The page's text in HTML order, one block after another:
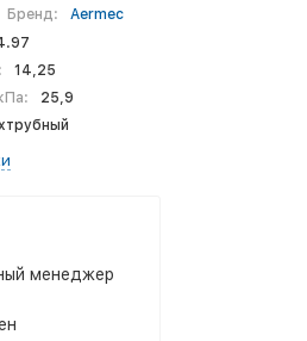
Бренд:
Aermec
14,25
25,9
менеджер